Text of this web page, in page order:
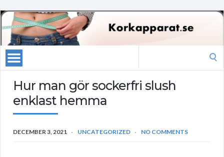
Hur man gör sockerfri slush
enklast hemma
DECEMBER 3, 2021 UNCATEGORIZED NO COMMENTS